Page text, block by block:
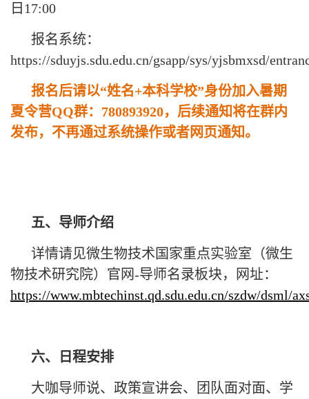
日17:00
报名系统：
https://sduyjs.sdu.edu.cn/gsapp/sys/yjsbmxsd/
报名后请以“姓名+本科学校”身份加入暑期
夏令营QQ群：780893920，后续通知将在群内
发布，不再通过系统操作或者网页通知。
五、导师介绍
详情请见微生物技术国家重点实验室（微生
物技术研究院）官网-导师名录板块，网址：
https://www.mbtechinst.qd.sdu.edu.cn/szdw/dsml/
六、日程安排
大咖导师说、政策宣讲会、团队面对面、学